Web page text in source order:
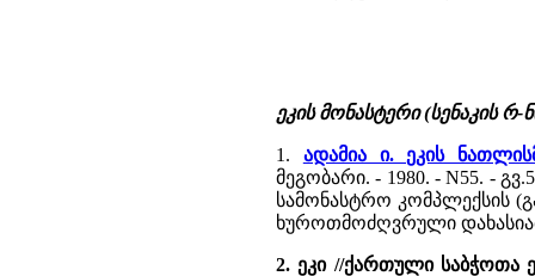
ეკის მონასტერი (სენაკის
1.
ადამია ი. ეკის
მეგობარი. - 1980. - N55. -
სამონასტრო კომპლექსის
ხუროთმოძღვრული
2. ეკი //ქართული საბჭოთა